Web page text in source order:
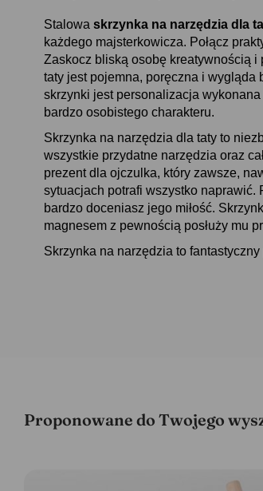
Stalowa skrzynka na narzędzia dla
każdego majsterkowicza. Połącz
Zaskocz bliską osobę kreatywnością i
taty jest pojemna, poręczna i wygląda
skrzynki jest personalizacja
bardzo osobistego charakteru.
Skrzynka na narzędzia dla taty to
wszystkie przydatne narzędzia oraz
prezent dla ojczulka, który zawsze,
sytuacjach potrafi wszystko
bardzo doceniasz jego miłość.
magnesem z pewnością posłuży mu
Skrzynka na narzędzia to
Proponowane do Twojego